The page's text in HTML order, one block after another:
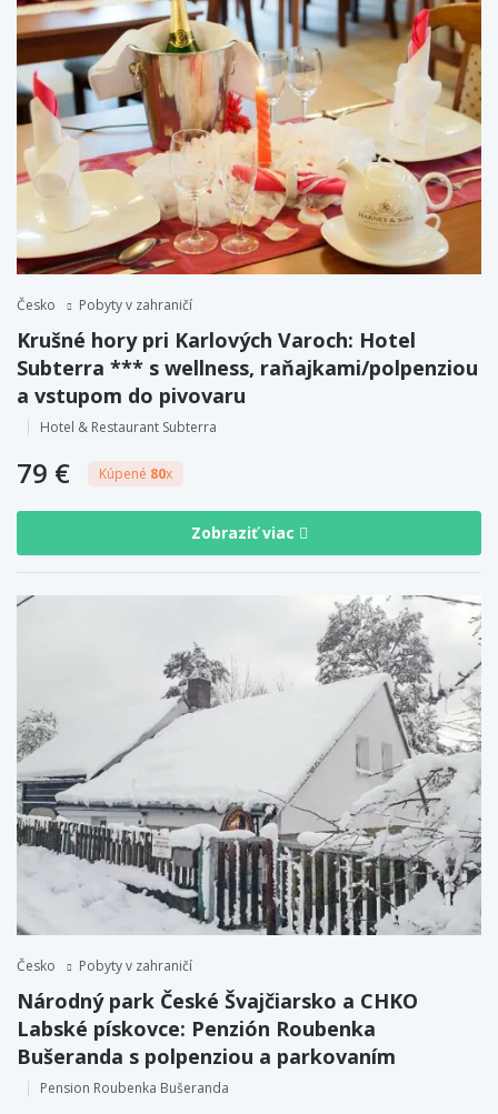
Česko Pobyty v zahraničí
Krušné hory pri Karlových Varoch: Hotel
Subterra *** s wellness, raňajkami/polpenziou
a vstupom do pivovaru
Hotel & Restaurant Subterra
79 € Kúpené 80x
Zobraziť viac
Česko Pobyty v zahraničí
Národný park České Švajčiarsko a CHKO
Labské pískovce: Penzión Roubenka
Bušeranda s polpenziou a parkovaním
Pension Roubenka Bušeranda